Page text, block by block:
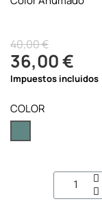
40,00 €
36,00 €
Impuestos incluidos
COLOR